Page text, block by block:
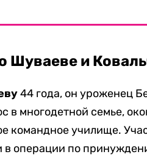
Шуваеве и
44 года, он уроженец
в многодетной семье,
командное училище.
в операции по